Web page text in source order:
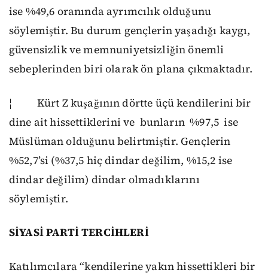
ise %49,6 oranında ayrımcılık olduğunu
söylemiştir. Bu durum gençlerin yaşadığı kaygı,
güvensizlik ve memnuniyetsizliğin önemli
sebeplerinden biri olarak ön plana çıkmaktadır.
¦ Kürt Z kuşağının dörtte üçü kendilerini bir
dine ait hissettiklerini ve bunların %97,5 ise
Müslüman olduğunu belirtmiştir. Gençlerin
%52,7’si (%37,5 hiç dindar değilim, %15,2 ise
dindar değilim) dindar olmadıklarını
söylemiştir.
SİYASİ PARTİ TERCİHLERİ
Katılımcılara “kendilerine yakın hissettikleri bir